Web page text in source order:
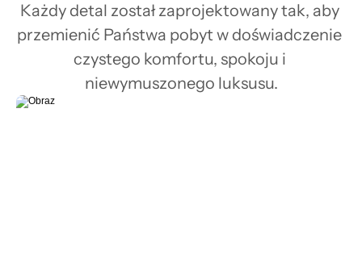
Każdy detal został zaprojektowany tak, aby
przemienić Państwa pobyt w doświadczenie
czystego komfortu, spokoju i
niewymuszonego luksusu.